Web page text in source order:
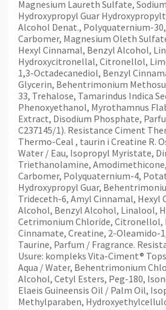
Magnesium Laureth Sulfate,
Hydroxypropyl Guar
Alcohol Denat., Polyquaternium-
Carbomer, Magnesium Oleth
Hexyl Cinnamal, Benzyl Alcohol,
Hydroxycitronellal, Citronellol,
1,3-Octadecanediol, Benzyl
Glycerin, Behentrimonium
33, Trehalose, Tamarindus Indica
Phenoxyethanol, Myrothamnus
Extract, Disodium Phosphate,
C237145/1). Resistance Ciment
Thermo-Ceal , taurin i Creatine R.
Water / Eau, Isopropyl Myristate,
Triethanolamine,
Carbomer, Polyquaternium-4,
Hydroxypropyl Guar,
Trideceth-6, Amyl Cinnamal, Hexyl
Alcohol, Benzyl Alcohol, Linalool,
Cetrimonium Chloride, Citronellol,
Cinnamate, Creatine, 2-Oleamido-
Taurine, Parfum / Fragrance.
Usure: kompleks Vita-Ciment®
Aqua / Water, Behentrimonium
Alcohol, Cetyl Esters, Peg-180,
Elaeis Guineensis Oil / Palm Oil,
Methylparaben,